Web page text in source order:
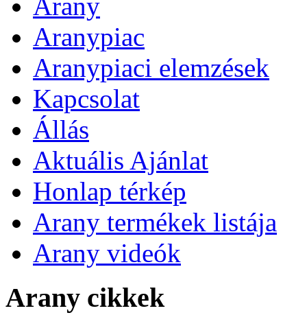
Aranypiac
Aranypiaci elemzések
Kapcsolat
Állás
Aktuális Ajánlat
Honlap térkép
Arany termékek listája
Arany videók
Arany cikkek